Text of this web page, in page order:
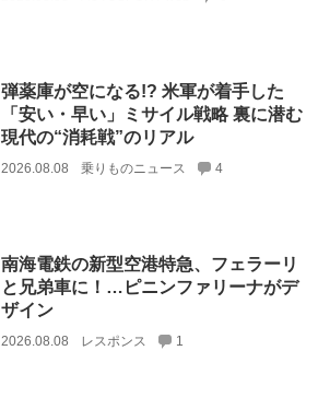
弾薬庫が空になる!? 米軍が着手した
「安い・早い」ミサイル戦略 裏に潜む
現代の“消耗戦”のリアル
2026.08.08 乗りものニュース 4
南海電鉄の新型空港特急、フェラーリ
と兄弟車に！…ピニンファリーナがデ
ザイン
2026.08.08 レスポンス 1